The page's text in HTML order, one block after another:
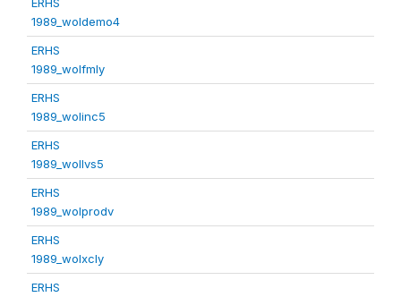
1989_woldemo4
ERHS
1989_wolfmly
ERHS
1989_wolinc5
ERHS
1989_wollvs5
ERHS
1989_wolprodv
ERHS
1989_wolxcly
ERHS